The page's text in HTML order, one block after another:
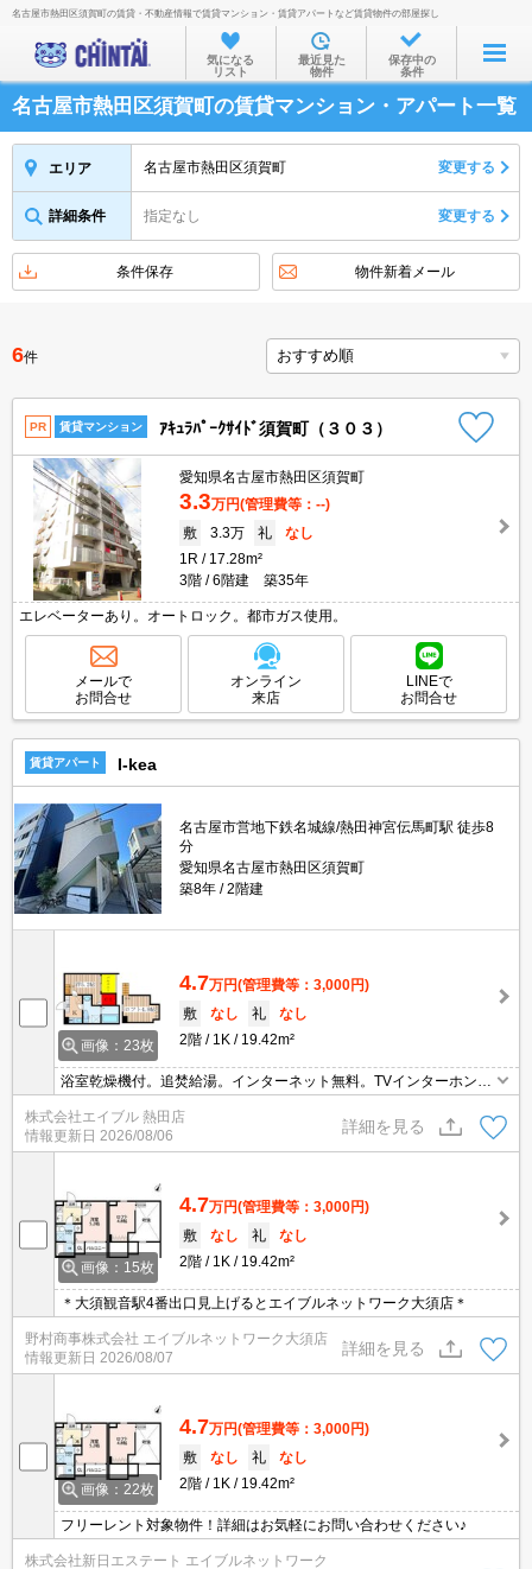
お部屋を探す
沿線・駅から
住所から
家賃相場から
物件特集から
不動産会社から
TOP
名古屋市熱田区須賀町の賃貸・不動産情報で賃貸マンション・賃貸アパートなど賃貸物件の部屋探し
気になる
リスト
最近見た
物件
保存中の
条件
名古屋市熱田区須賀町の賃貸マンション・アパート一覧
エリア 名古屋市熱田区須賀町 変更する
詳細条件 指定なし 変更する
条件保存 物件新着メール
6件
PR 賃貸マンション ｱｷｭﾗﾊﾟｰｸｻｲﾄﾞ須賀町（３０３）
愛知県名古屋市熱田区須賀町
3.3万円(管理費等：--)
敷
3.3万 礼
なし
1R
17.28m²
3階
6階建 築35年
エレベーターあり。オートロック。都市ガス使用。
メールで
お問合せ
オンライン
来店
LINEで
お問合せ
賃貸アパート I-kea
名古屋市営地下鉄名城線/熱田神宮伝馬町駅 徒歩8
分
愛知県名古屋市熱田区須賀町
築8年
2階建
画像：23枚
4.7万円(管理費等：3,000円)
敷
なし 礼
なし
2階
1K 19.42m²
浴室乾燥機付。追焚給湯。インターネット無料。TVインターホン付
き。ロフト付き。
株式会社エイブル 熱田店
情報更新日 2026/08/06
詳細を見る
画像：15枚
4.7万円(管理費等：3,000円)
敷
なし 礼
なし
2階
1K 19.42m²
＊大須観音駅4番出口見上げるとエイブルネットワーク大須店＊
野村商事株式会社 エイブルネットワーク大須店
情報更新日 2026/08/07
詳細を見る
画像：22枚
4.7万円(管理費等：3,000円)
敷
なし 礼
なし
2階
1K 19.42m²
フリーレント対象物件！詳細はお気軽にお問い合わせください♪
株式会社新日エステート エイブルネットワーク